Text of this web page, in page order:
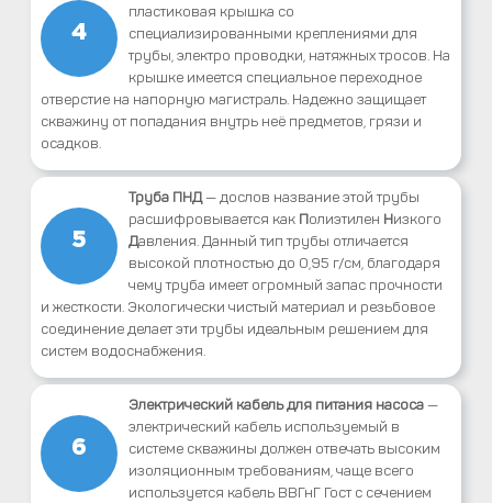
4
пластиковая крышка со
специализированными креплениями для
трубы, электро проводки, натяжных тросов. На
крышке имеется специальное переходное
отверстие на напорную магистраль. Надежно защищает
скважину от попадания внутрь неё предметов, грязи и
осадков.
5
Труба ПНД— дослов название этой трубы
расшифровывается как Полиэтилен Низкого
Давления. Данный тип трубы отличается
высокой плотностью до 0,95 г/см, благодаря
чему труба имеет огромный запас прочности
и жесткости. Экологически чистый материал и резьбовое
соединение делает эти трубы идеальным решением для
систем водоснабжения.
6
Электрический кабель для питания насоса—
электрический кабель используемый в
системе скважины должен отвечать высоким
изоляционным требованиям, чаще всего
используется кабель ВВГнГ Гост с сечением